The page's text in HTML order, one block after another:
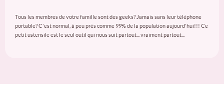
Tous les membres de votre famille sont des geeks? Jamais sans leur téléphone
portable? C'est normal, à peu près comme 99% de la population aujourd'hui!!! Ce
petit ustensile est le seul outil qui nous suit partout... vraiment partout...